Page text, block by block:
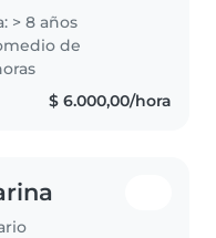
pequeños y
responsable,
y disfruto
> 8 años
de
$ 6.000,00/hora